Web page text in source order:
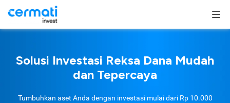
Solusi Investasi Reksa Dana Mudah
dan Tepercaya
Tumbuhkan aset Anda dengan investasi mulai dari Rp 10.000